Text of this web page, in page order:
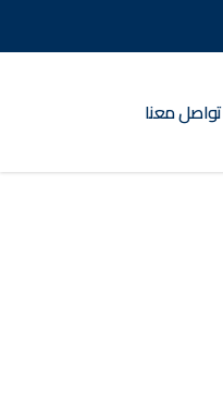
تواصل معنا